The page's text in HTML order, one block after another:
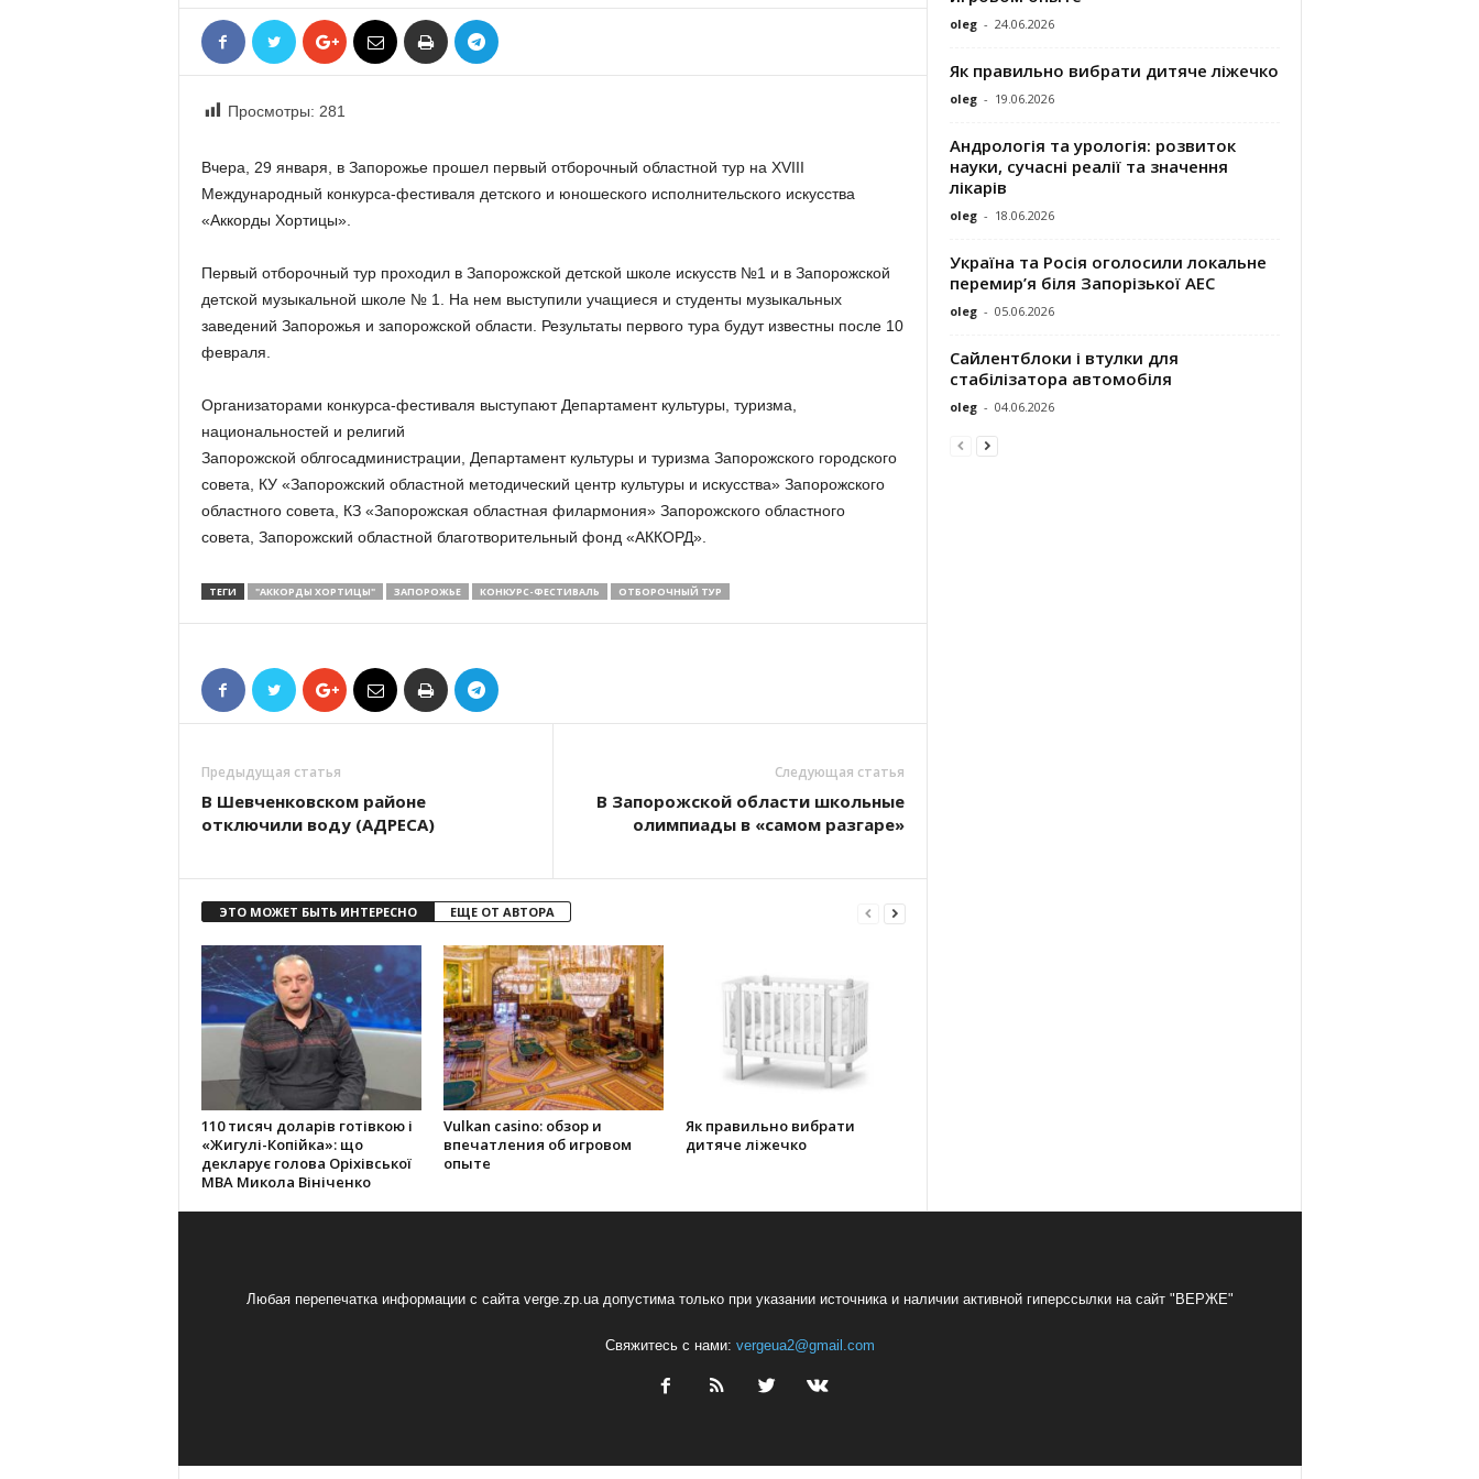
Просмотры: 281
Вчера, 29 января, в Запорожье прошел первый отборочный областной тур на XVIII
Международный конкурса-фестиваля детского и юношеского исполнительского искусства
«Аккорды Хортицы».
Первый отборочный тур проходил в Запорожской детской школе искусств №1 и в Запорожской
детской музыкальной школе № 1. На нем выступили учащиеся и студенты музыкальных
заведений Запорожья и запорожской области. Результаты первого тура будут известны после 10
февраля.
Организаторами конкурса-фестиваля выступают Департамент культуры, туризма,
национальностей и религий
Запорожской облгосадминистрации, Департамент культуры и туризма Запорожского городского
совета, КУ «Запорожский областной методический центр культуры и искусства» Запорожского
областного совета, КЗ «Запорожская областная филармония» Запорожского областного
совета, Запорожский областной благотворительный фонд «АККОРД».
ТЕГИ "АККОРДЫ ХОРТИЦЫ" ЗАПОРОЖЬЕ КОНКУРС-ФЕСТИВАЛЬ ОТБОРОЧНЫЙ ТУР
Предыдущая статья
В Шевченковском районе
отключили воду (АДРЕСА)
Следующая статья
В Запорожской области школьные
олимпиады в «самом разгаре»
ЭТО МОЖЕТ БЫТЬ ИНТЕРЕСНО ЕЩЕ ОТ АВТОРА
110 тисяч доларів готівкою і
«Жигулі-Копійка»: що
декларує голова Оріхівської
МВА Микола Вініченко
Vulkan casino: обзор и
впечатления об игровом
опыте
Як правильно вибрати
дитяче ліжечко
oleg - 24.06.2026
Як правильно вибрати дитяче ліжечко
oleg - 19.06.2026
Андрологія та урологія: розвиток
науки, сучасні реалії та значення
лікарів
oleg - 18.06.2026
Україна та Росія оголосили локальне
перемир’я біля Запорізької АЕС
oleg - 05.06.2026
Сайлентблоки і втулки для
стабілізатора автомобіля
oleg - 04.06.2026
Любая перепечатка информации с сайта verge.zp.ua допустима только при указании источника и наличии активной гиперссылки на сайт "ВЕРЖЕ"
Свяжитесь с нами: vergeua2@gmail.com